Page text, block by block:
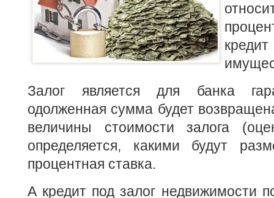
Залог является для банка
одолженная сумма будет
величины стоимости залога
определяется, какими будут
процентная ставка.
А кредит под залог недвижимости